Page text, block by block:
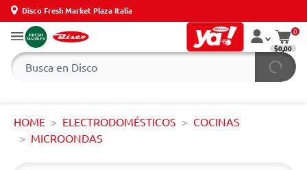
Disco Fresh Market Plaza Italia
0
$0,00
HOME ELECTRODOMÉSTICOS
COCINAS
MICROONDAS